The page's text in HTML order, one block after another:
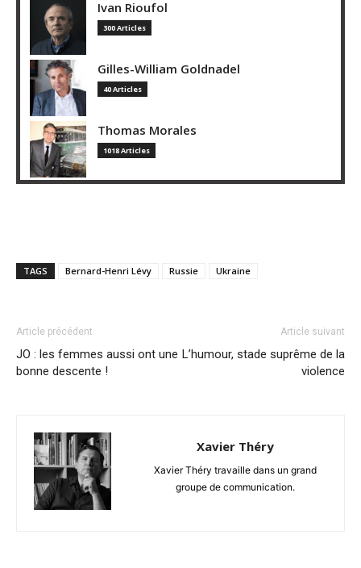
Ivan Rioufol
300 Articles
Gilles-William Goldnadel
40 Articles
Thomas Morales
1018 Articles
TAGS Bernard-Henri Lévy Russie Ukraine
Article précédent
JO : les femmes aussi ont une
bonne descente !
Article suivant
L’humour, stade suprême de la
violence
Xavier Théry
Xavier Théry travaille dans un grand
groupe de communication.